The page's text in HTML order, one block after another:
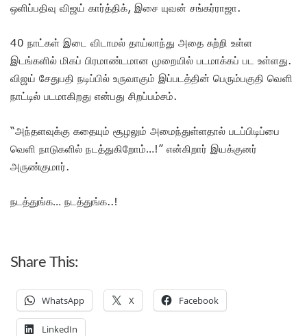
ஒளிப்பதிவு விஜய் கார்த்திக், இசை யுவன் சங்கர்ராஜா.
40 நாட்கள் இடை விடாமல் தாய்லாந்து அதை சுற்றி உள்ள
இடங்களில் மிகப் பிரமாண்டமான முறையில் படமாக்கப் பட உள்ளது.
விஜய் சேதுபதி நடிப்பில் உருவாகும் இப்படத்தின் பெரும்பகுதி வெளி
நாட்டில் படமாகிறது என்பது சிறப்பம்சம்.
“அந்தளவுக்கு கதையும் சூழலும் அமைந்துள்ளதால் படப்பிடிப்பை
வெளி நாடுகளில் நடத்துகிறோம்…!” என்கிறார் இயக்குனர்
அருண்குமார்.
நடத்துங்க… நடத்துங்க..!
Share This:
WhatsApp X Facebook
LinkedIn